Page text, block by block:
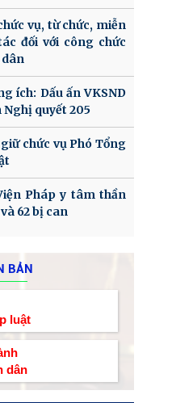
vụ, từ chức, miễn
đối với công chức
ích: Dấu ấn VKSND
quyết 205
chức vụ Phó Tổng
Pháp y tâm thần
62 bị can
BẢN
luật
dân